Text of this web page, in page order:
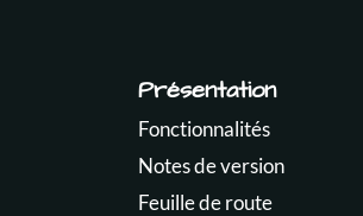
Présentation
Fonctionnalités
Notes de version
Feuille de route